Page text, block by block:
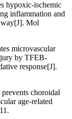
hypoxic-ischemic
inflammation and
Mol
microvascular
by TFEB-
response[J].
choroidal
age-related